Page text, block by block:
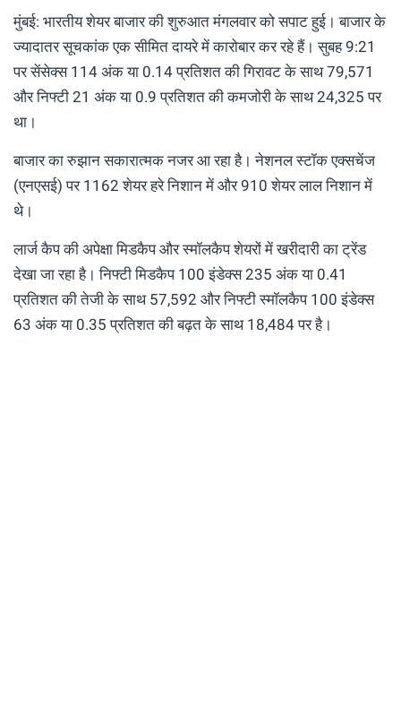
मुंबई: भारतीय शेयर बाजार की शुरुआत मंगलवार को सपाट हुई। बाजार के
ज्यादातर सूचकांक एक सीमित दायरे में कारोबार कर रहे हैं। सुबह 9:21
पर सेंसेक्स 114 अंक या 0.14 प्रतिशत की गिरावट के साथ 79,571
और निफ्टी 21 अंक या 0.9 प्रतिशत की कमजोरी के साथ 24,325 पर
था।
बाजार का रुझान सकारात्मक नजर आ रहा है। नेशनल स्टॉक एक्सचेंज
(एनएसई) पर 1162 शेयर हरे निशान में और 910 शेयर लाल निशान में
थे।
लार्ज कैप की अपेक्षा मिडकैप और स्मॉलकैप शेयरों में खरीदारी का ट्रेंड
देखा जा रहा है। निफ्टी मिडकैप 100 इंडेक्स 235 अंक या 0.41
प्रतिशत की तेजी के साथ 57,592 और निफ्टी स्मॉलकैप 100 इंडेक्स
63 अंक या 0.35 प्रतिशत की बढ़त के साथ 18,484 पर है।